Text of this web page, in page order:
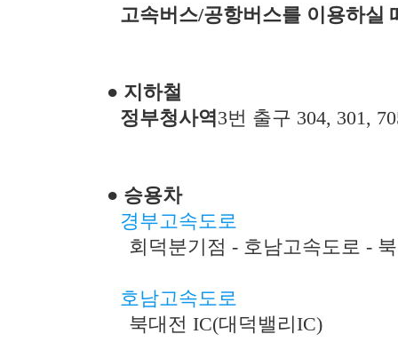
고속버스/공항버스를 이용하실
● 지하철
정부청사역3번 출구 304, 301,
● 승용차
경부고속도로
회덕분기점 - 호남고속도로 -
호남고속도로
북대전 IC(대덕밸리IC)